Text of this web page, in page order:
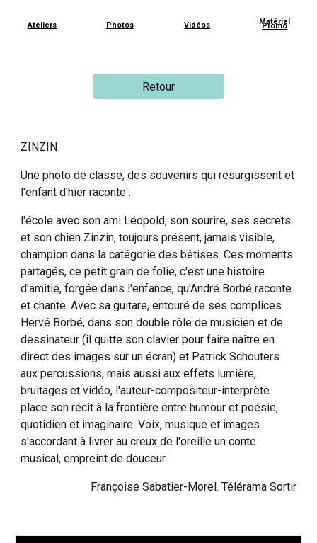
Ateliers Photos Vidéos Matériel
Promo
Retour
ZINZIN
Une photo de classe, des souvenirs qui resurgissent et
l'enfant d'hier raconte :
l'école avec son ami Léopold, son sourire, ses secrets
et son chien Zinzin, toujours présent, jamais visible,
champion dans la catégorie des bêtises. Ces moments
partagés, ce petit grain de folie, c'est une histoire
d'amitié, forgée dans l'enfance, qu'André Borbé raconte
et chante. Avec sa guitare, entouré de ses complices
Hervé Borbé, dans son double rôle de musicien et de
dessinateur (il quitte son clavier pour faire naître en
direct des images sur un écran) et Patrick Schouters
aux percussions, mais aussi aux effets lumière,
bruitages et vidéo, l'auteur-compositeur-interprète
place son récit à la frontière entre humour et poésie,
quotidien et imaginaire. Voix, musique et images
s'accordant à livrer au creux de l'oreille un conte
musical, empreint de douceur.
Françoise Sabatier-Morel. Télérama Sortir